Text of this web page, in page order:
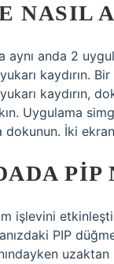
NASIL
aynı anda 2
kaydırın.
kaydırın,
Uygulama
dokunun. İki
PIP
işlevini
PIP
uzaktan